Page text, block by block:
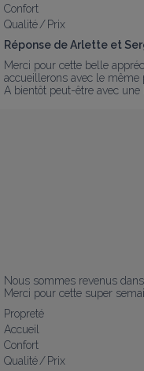
Confort
Qualité / Prix
Réponse de Arlette et
Merci pour cette belle
accueillerons avec le même
A bientôt peut-être avec
Nous sommes revenus
Merci pour cette super
Propreté
Accueil
Confort
Qualité / Prix